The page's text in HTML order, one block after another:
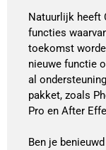
Natuurlijk heeft
functies
toekomst
nieuwe functie
al
pakket, zoals
Pro en After
Ben je